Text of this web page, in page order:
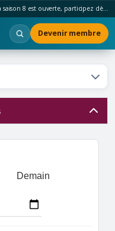
saison 8 est ouverte, participez dès maintenant !
Devenir membre
Demain
?